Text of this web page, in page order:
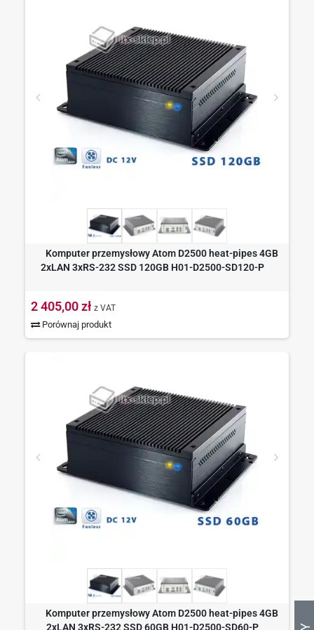
Komputer przemysłowy Atom D2500 heat-pipes 4GB
2xLAN 3xRS-232 SSD 120GB H01-D2500-SD120-P
2 405,00 zł z VAT
Porównaj produkt
Komputer przemysłowy Atom D2500 heat-pipes 4GB
2xLAN 3xRS-232 SSD 60GB H01-D2500-SD60-P